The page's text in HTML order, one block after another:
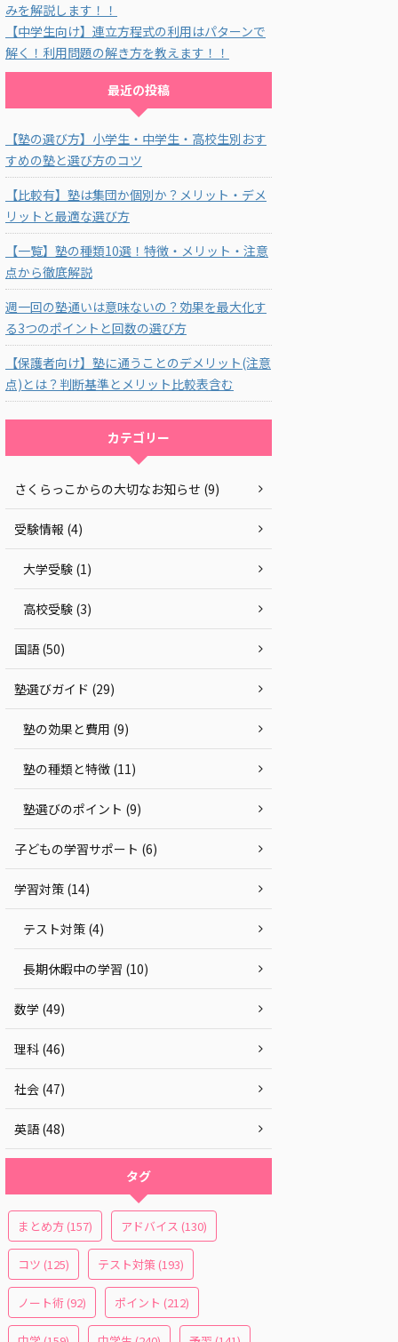
みを解説します！！
【中学生向け】連立方程式の利用はパターンで
解く！利用問題の解き方を教えます！！
最近の投稿
【塾の選び方】小学生・中学生・高校生別おす
すめの塾と選び方のコツ
【比較有】塾は集団か個別か？メリット・デメ
リットと最適な選び方
【一覧】塾の種類10選！特徴・メリット・注意
点から徹底解説
週一回の塾通いは意味ないの？効果を最大化す
る3つのポイントと回数の選び方
【保護者向け】塾に通うことのデメリット(注意
点)とは？判断基準とメリット比較表含む
カテゴリー
さくらっこからの大切なお知らせ (9)
受験情報 (4)
大学受験 (1)
高校受験 (3)
国語 (50)
塾選びガイド (29)
塾の効果と費用 (9)
塾の種類と特徴 (11)
塾選びのポイント (9)
子どもの学習サポート (6)
学習対策 (14)
テスト対策 (4)
長期休暇中の学習 (10)
数学 (49)
理科 (46)
社会 (47)
英語 (48)
タグ
まとめ方(157) アドバイス (130)
コツ (125) テスト対策(193)
ノート術(92) ポイント (212)